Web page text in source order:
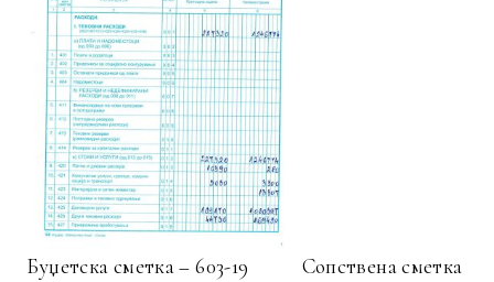
Буџетска сметка – 603-19 Сопствена сметка